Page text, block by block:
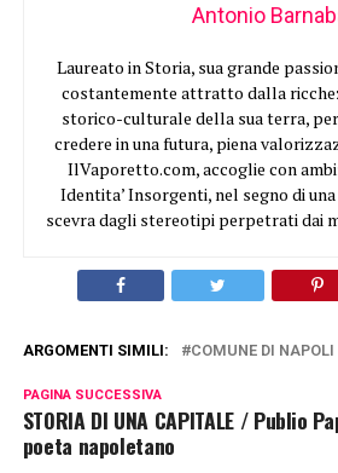
Antonio
Laureato in Storia, sua grande
costantemente attratto dalla
storico-culturale della sua terra,
credere in una futura, piena
IlVaporetto.com, accoglie con
Identita’ Insorgenti, nel segno di
scevra dagli stereotipi perpetrati dai
ARGOMENTI SIMILI: COMUNE DI NAPOLI
PAGINA SUCCESSIVA
STORIA DI UNA CAPITALE / Publio
poeta napoletano